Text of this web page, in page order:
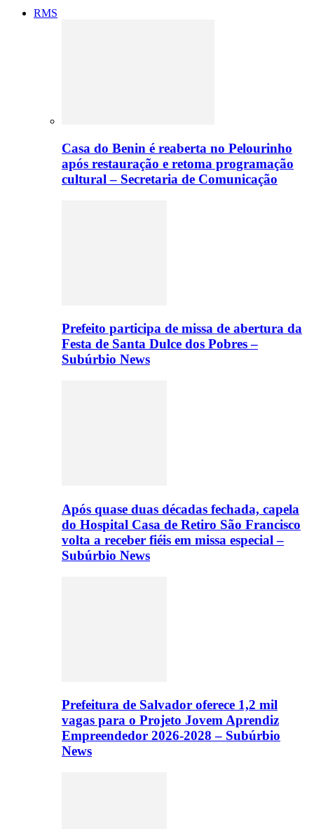
RMS
Casa do Benin é reaberta no Pelourinho
após restauração e retoma programação
cultural – Secretaria de Comunicação
Prefeito participa de missa de abertura da
Festa de Santa Dulce dos Pobres –
Subúrbio News
Após quase duas décadas fechada, capela
do Hospital Casa de Retiro São Francisco
volta a receber fiéis em missa especial –
Subúrbio News
Prefeitura de Salvador oferece 1,2 mil
vagas para o Projeto Jovem Aprendiz
Empreendedor 2026-2028 – Subúrbio
News